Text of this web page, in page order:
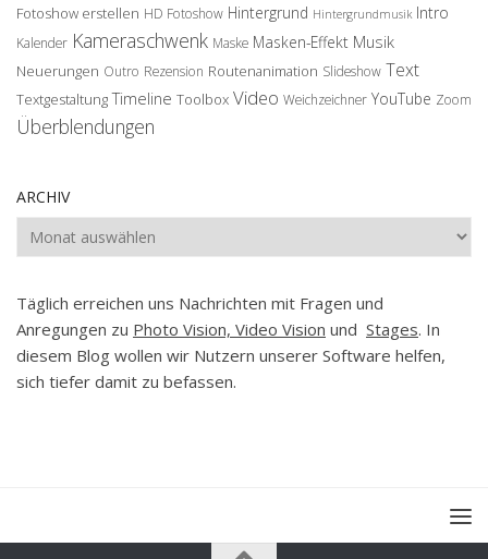
Fotoshow erstellen HD Fotoshow Hintergrund Hintergrundmusik Intro
Kalender Kameraschwenk Maske Masken-Effekt Musik
Neuerungen Outro Rezension Routenanimation Slideshow Text
Textgestaltung Timeline Toolbox Video Weichzeichner YouTube Zoom
Überblendungen
ARCHIV
Archiv
Täglich erreichen uns Nachrichten mit Fragen und
Anregungen zu Photo Vision, Video Vision und Stages. In
diesem Blog wollen wir Nutzern unserer Software helfen,
sich tiefer damit zu befassen.